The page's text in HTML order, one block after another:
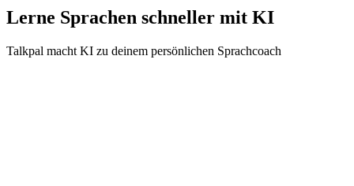
Lerne Sprachen schneller mit KI
Talkpal macht KI zu deinem persönlichen Sprachcoach